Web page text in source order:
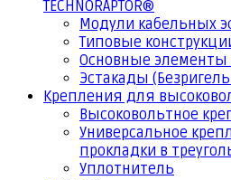
TECHNORAPTOR®
Модули кабельных
Типовые
Основные элементы
Эстакады
Крепления для
Высоковольтное
Универсальное
прокладки в
Уплотнитель